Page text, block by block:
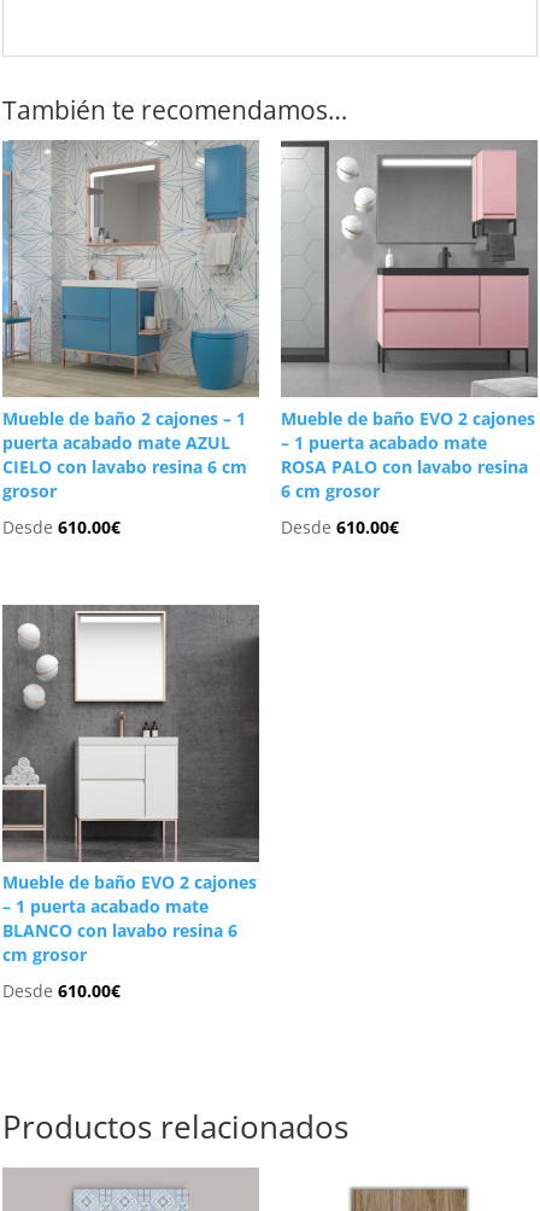
También te recomendamos…
Mueble de baño 2 cajones – 1
puerta acabado mate AZUL
CIELO con lavabo resina 6 cm
grosor
Desde610.00€
Mueble de baño EVO 2 cajones
– 1 puerta acabado mate
ROSA PALO con lavabo resina
6 cm grosor
Desde 610.00€
Mueble de baño EVO 2 cajones
– 1 puerta acabado mate
BLANCO con lavabo resina 6
cm grosor
Desde610.00€
Productos relacionados